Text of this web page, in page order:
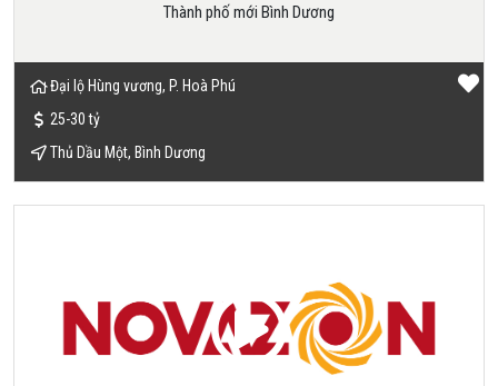
Thành phố mới Bình Dương
Đại lộ Hùng vương, P. Hoà Phú
25-30 tỷ
Thủ Dầu Một, Bình Dương